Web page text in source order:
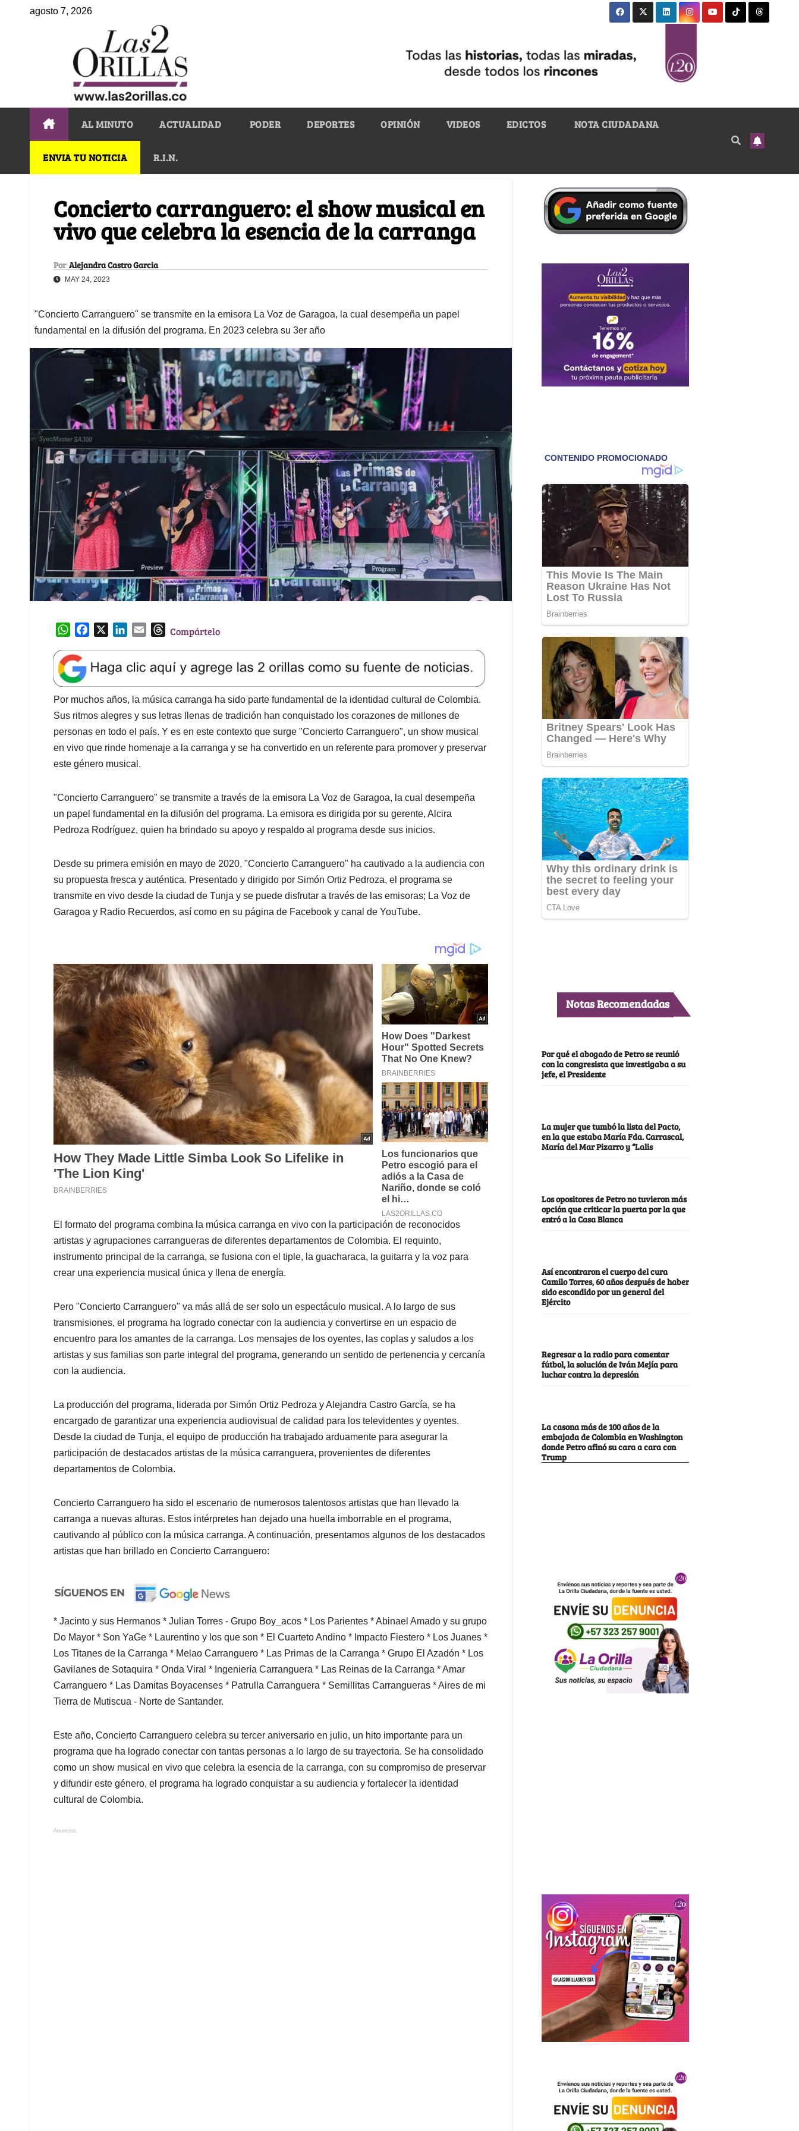
agosto 7, 2026
AL MINUTO ACTUALIDAD PODER DEPORTES OPINIÓN VIDEOS EDICTOS NOTA CIUDADANA
ENVIA TU NOTICIA R.I.N.
Concierto carranguero: el show musical en
vivo que celebra la esencia de la carranga
Por Alejandra Castro Garcia
MAY 24, 2023
"Concierto Carranguero" se transmite en la emisora La Voz de Garagoa, la cual desempeña un papel
fundamental en la difusión del programa. En 2023 celebra su 3er año
W
a
t
s
A
p
p
e
b
o
o
k
k
e
d
I
n
l
T
e
a
d
s
Compártelo
Por muchos años, la música carranga ha sido parte fundamental de la identidad cultural de Colombia.
Sus ritmos alegres y sus letras llenas de tradición han conquistado los corazones de millones de
personas en todo el país. Y es en este contexto que surge "Concierto Carranguero", un show musical
en vivo que rinde homenaje a la carranga y se ha convertido en un referente para promover y preservar
este género musical.
"Concierto Carranguero" se transmite a través de la emisora La Voz de Garagoa, la cual desempeña
un papel fundamental en la difusión del programa. La emisora es dirigida por su gerente, Alcira
Pedroza Rodríguez, quien ha brindado su apoyo y respaldo al programa desde sus inicios.
Desde su primera emisión en mayo de 2020, "Concierto Carranguero" ha cautivado a la audiencia con
su propuesta fresca y auténtica. Presentado y dirigido por Simón Ortiz Pedroza, el programa se
transmite en vivo desde la ciudad de Tunja y se puede disfrutar a través de las emisoras; La Voz de
Garagoa y Radio Recuerdos, así como en su página de Facebook y canal de YouTube.
El formato del programa combina la música carranga en vivo con la participación de reconocidos
artistas y agrupaciones carrangueras de diferentes departamentos de Colombia. El requinto,
instrumento principal de la carranga, se fusiona con el tiple, la guacharaca, la guitarra y la voz para
crear una experiencia musical única y llena de energía.
Pero "Concierto Carranguero" va más allá de ser solo un espectáculo musical. A lo largo de sus
transmisiones, el programa ha logrado conectar con la audiencia y convertirse en un espacio de
encuentro para los amantes de la carranga. Los mensajes de los oyentes, las coplas y saludos a los
artistas y sus familias son parte integral del programa, generando un sentido de pertenencia y cercanía
con la audiencia.
La producción del programa, liderada por Simón Ortiz Pedroza y Alejandra Castro García, se ha
encargado de garantizar una experiencia audiovisual de calidad para los televidentes y oyentes.
Desde la ciudad de Tunja, el equipo de producción ha trabajado arduamente para asegurar la
participación de destacados artistas de la música carranguera, provenientes de diferentes
departamentos de Colombia.
Concierto Carranguero ha sido el escenario de numerosos talentosos artistas que han llevado la
carranga a nuevas alturas. Estos intérpretes han dejado una huella imborrable en el programa,
cautivando al público con la música carranga. A continuación, presentamos algunos de los destacados
artistas que han brillado en Concierto Carranguero:
* Jacinto y sus Hermanos * Julian Torres - Grupo Boy_acos * Los Parientes * Abinael Amado y su grupo
Do Mayor * Son YaGe * Laurentino y los que son * El Cuarteto Andino * Impacto Fiestero * Los Juanes *
Los Titanes de la Carranga * Melao Carranguero * Las Primas de la Carranga * Grupo El Azadón * Los
Gavilanes de Sotaquira * Onda Viral * Ingeniería Carranguera * Las Reinas de la Carranga * Amar
Carranguero * Las Damitas Boyacenses * Patrulla Carranguera * Semillitas Carrangueras * Aires de mi
Tierra de Mutiscua - Norte de Santander.
Este año, Concierto Carranguero celebra su tercer aniversario en julio, un hito importante para un
programa que ha logrado conectar con tantas personas a lo largo de su trayectoria. Se ha consolidado
como un show musical en vivo que celebra la esencia de la carranga, con su compromiso de preservar
y difundir este género, el programa ha logrado conquistar a su audiencia y fortalecer la identidad
cultural de Colombia.
Anuncios.
Notas Recomendadas
Por qué el abogado de Petro se reunió
con la congresista que investigaba a su
jefe, el Presidente
La mujer que tumbó la lista del Pacto,
en la que estaba María Fda. Carrascal,
María del Mar Pizarro y “Lalis
Los opositores de Petro no tuvieron más
opción que criticar la puerta por la que
entró a la Casa Blanca
Así encontraron el cuerpo del cura
Camilo Torres, 60 años después de haber
sido escondido por un general del
Ejército
Regresar a la radio para comentar
fútbol, la solución de Iván Mejía para
luchar contra la depresión
La casona más de 100 años de la
embajada de Colombia en Washington
donde Petro afinó su cara a cara con
Trump